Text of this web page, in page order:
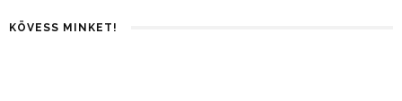
KÖVESS MINKET!